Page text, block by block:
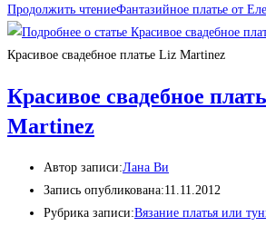
Продолжить чтениеФантазийное платье от
Красивое свадебное платье Liz Martinez
Красивое свадебное
Martinez
Автор записи:Лана Ви
Запись опубликована:11.11.2012
Рубрика записи:Вязание платья или